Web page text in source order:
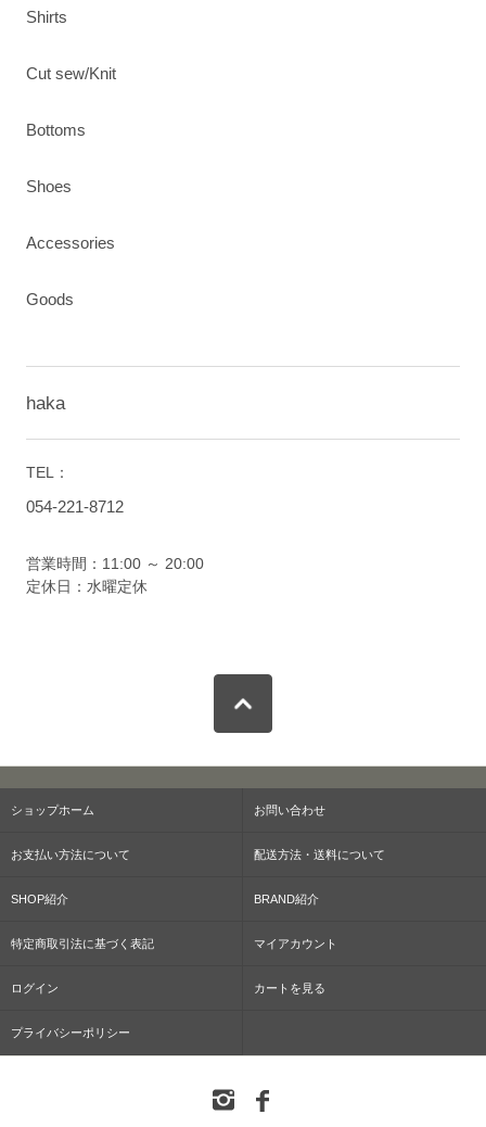
Shirts
Cut sew/Knit
Bottoms
Shoes
Accessories
Goods
haka
TEL：
054-221-8712
営業時間：11:00 ～ 20:00
定休日：水曜定休
ショップホーム お問い合わせ
お支払い方法について 配送方法・送料について
SHOP紹介 BRAND紹介
特定商取引法に基づく表記 マイアカウント
ログイン カートを見る
プライバシーポリシー